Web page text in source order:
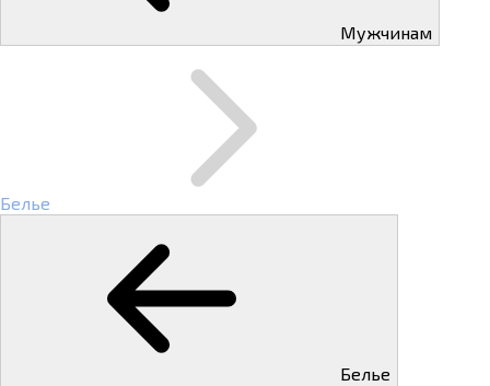
Мужчинам
Белье
Белье